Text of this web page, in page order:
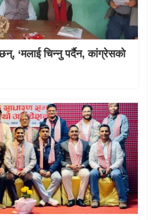
‘मलाई चिन्नु पर्दैन, कांग्रेसको